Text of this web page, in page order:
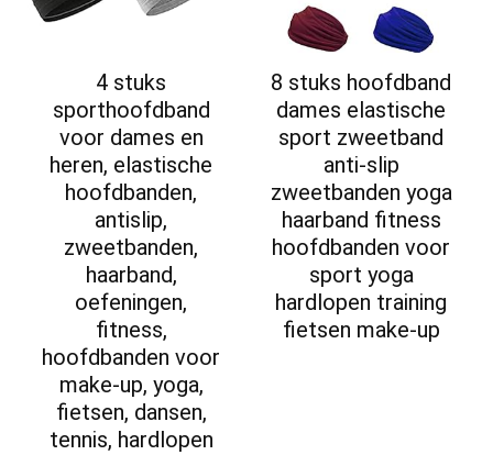
4 stuks
sporthoofdband
voor dames en
heren, elastische
hoofdbanden,
antislip,
zweetbanden,
haarband,
oefeningen,
fitness,
hoofdbanden voor
make-up, yoga,
fietsen, dansen,
tennis, hardlopen
8 stuks hoofdband
dames elastische
sport zweetband
anti-slip
zweetbanden yoga
haarband fitness
hoofdbanden voor
sport yoga
hardlopen training
fietsen make-up